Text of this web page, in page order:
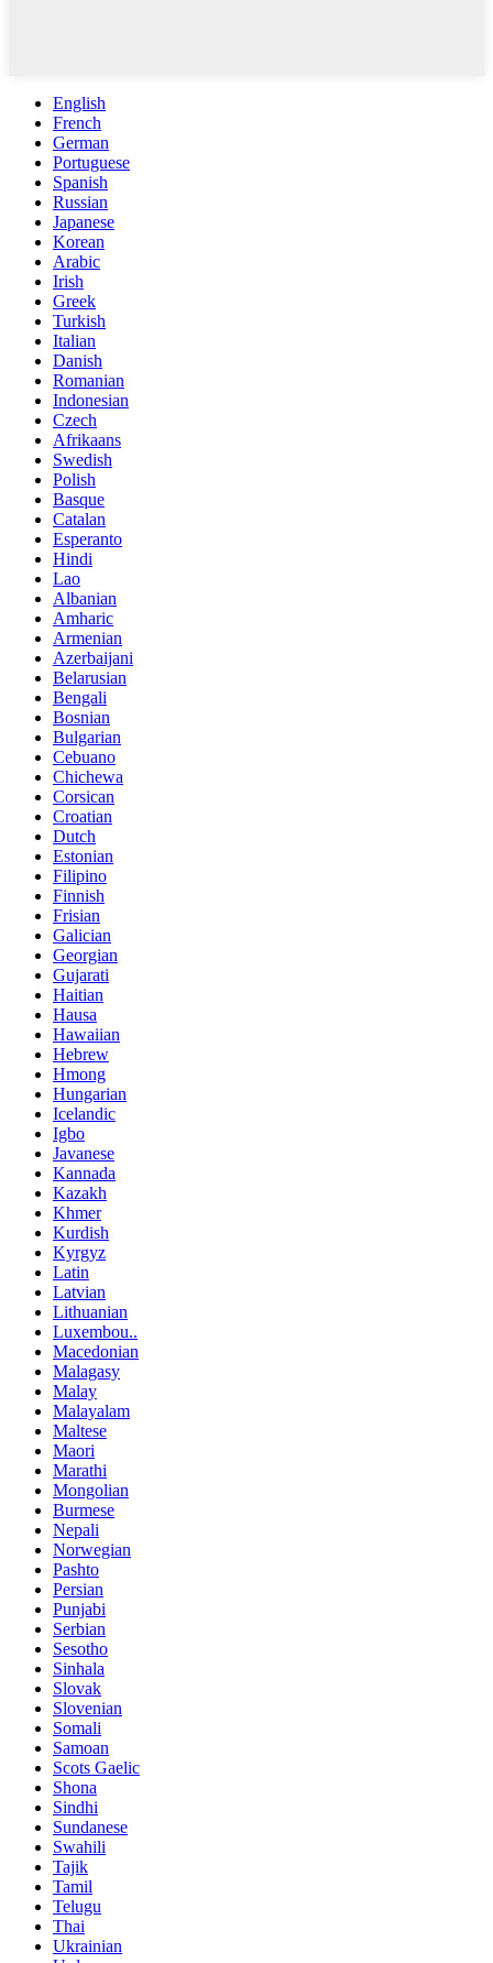
English
French
German
Portuguese
Spanish
Russian
Japanese
Korean
Arabic
Irish
Greek
Turkish
Italian
Danish
Romanian
Indonesian
Czech
Afrikaans
Swedish
Polish
Basque
Catalan
Esperanto
Hindi
Lao
Albanian
Amharic
Armenian
Azerbaijani
Belarusian
Bengali
Bosnian
Bulgarian
Cebuano
Chichewa
Corsican
Croatian
Dutch
Estonian
Filipino
Finnish
Frisian
Galician
Georgian
Gujarati
Haitian
Hausa
Hawaiian
Hebrew
Hmong
Hungarian
Icelandic
Igbo
Javanese
Kannada
Kazakh
Khmer
Kurdish
Kyrgyz
Latin
Latvian
Lithuanian
Luxembou..
Macedonian
Malagasy
Malay
Malayalam
Maltese
Maori
Marathi
Mongolian
Burmese
Nepali
Norwegian
Pashto
Persian
Punjabi
Serbian
Sesotho
Sinhala
Slovak
Slovenian
Somali
Samoan
Scots Gaelic
Shona
Sindhi
Sundanese
Swahili
Tajik
Tamil
Telugu
Thai
Ukrainian